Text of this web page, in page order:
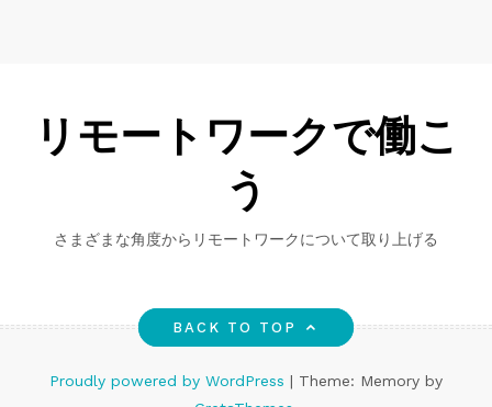
リモートワークで働こ
う
さまざまな角度からリモートワークについて取り上げる
BACK TO TOP
Proudly powered by WordPress | Theme: Memory by